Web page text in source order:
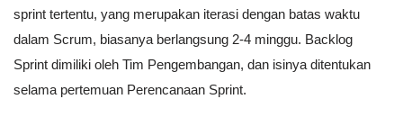
sprint tertentu, yang merupakan iterasi dengan batas waktu
dalam Scrum, biasanya berlangsung 2-4 minggu. Backlog
Sprint dimiliki oleh Tim Pengembangan, dan isinya ditentukan
selama pertemuan Perencanaan Sprint.